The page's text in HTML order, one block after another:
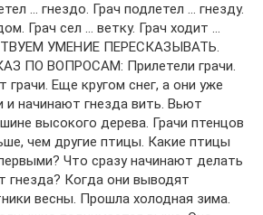
… гнездо. Грач подлетел … гнезду.
Грач сел … ветку. Грач ходит …
УМЕНИЕ ПЕРЕСКАЗЫВАТЬ.
ПО ВОПРОСАМ: Прилетели грачи.
Еще кругом снег, а они уже
и начинают гнезда вить. Вьют
высокого дерева. Грачи птенцов
чем другие птицы. Какие птицы
Что сразу начинают делать
гнезда? Когда они выводят
весны. Прошла холодная зима.